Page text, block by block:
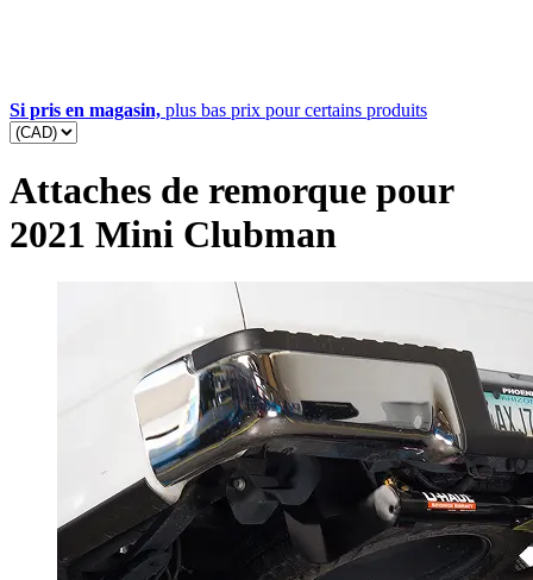
Si pris en magasin, plus bas prix pour certains produits
Attaches de remorque pour
2021 Mini Clubman